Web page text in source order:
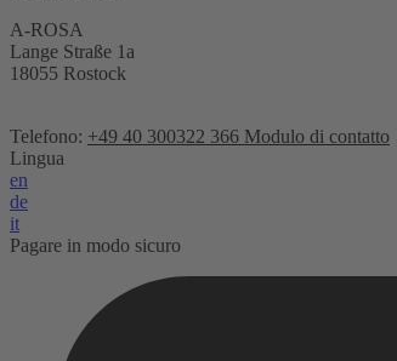
A-ROSA
Lange Straße 1a
18055 Rostock
Telefono: +49 40 300322 366 Modulo di contatto
Lingua
en
de
it
Pagare in modo sicuro